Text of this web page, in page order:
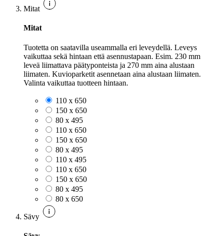
Mitat
Mitat
Tuotetta on saatavilla useammalla eri leveydellä. Leveys
vaikuttaa sekä hintaan että asennustapaan. Esim. 230 mm
leveä liimattava päätyponteista ja 270 mm aina alustaan
liimaten. Kuvioparketit asennetaan aina alustaan liimaten.
Valinta vaikuttaa tuotteen hintaan.
110 x 650
150 x 650
80 x 495
110 x 650
150 x 650
80 x 495
110 x 495
110 x 650
150 x 650
80 x 495
80 x 650
Sävy